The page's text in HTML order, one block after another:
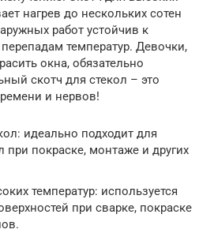
нагрев до нескольких сотен
работ устойчив к
температур. Девочки,
окна, обязательно
скотч для стекол – это
и нервов!
идеально подходит для
при покраске, монтаже и других
температур: используется
при сварке, покраске